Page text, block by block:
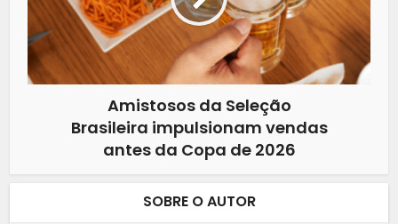
Amistosos da Seleção
Brasileira impulsionam vendas
antes da Copa de 2026
SOBRE O AUTOR